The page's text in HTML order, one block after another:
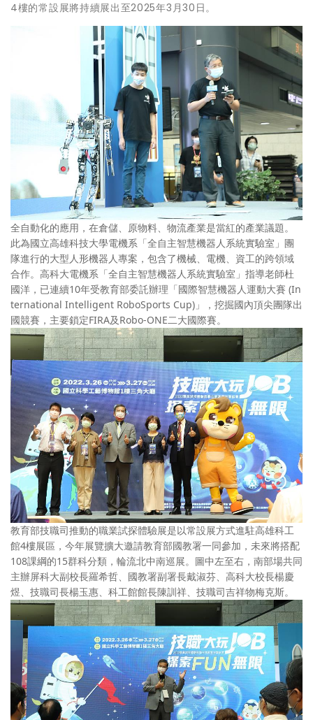
4樓的常設展將持續展出至2025年3月30日。
全自動化的應用，在倉儲、原物料、物流產業是當紅的產業議題。
此為國立高雄科技大學電機系「全自主智慧機器人系統實驗室」團
隊進行的大型人形機器人專案，包含了機械、電機、資工的跨領域
合作。高科大電機系「全自主智慧機器人系統實驗室」指導老師杜
國洋，已連續10年受教育部委託辦理「國際智慧機器人運動大賽 (In
ternational Intelligent RoboSports Cup)」，挖掘國內頂尖團隊出
國競賽，主要鎖定FIRA及Robo-ONE二大國際賽。
教育部技職司推動的職業試探體驗展是以常設展方式進駐高雄科工
館4樓展區，今年展覽擴大邀請教育部國教署一同參加，未來將搭配
108課綱的15群科分類，輪流北中南巡展。圖中左至右，南部場共同
主辦屏科大副校長羅希哲、國教署副署長戴淑芬、高科大校長楊慶
煜、技職司長楊玉惠、科工館館長陳訓祥、技職司吉祥物梅克斯。